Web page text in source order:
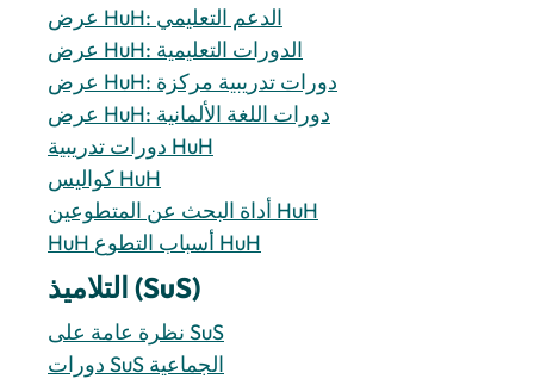
عرض HuH: الدعم التعليمي
عرض HuH: الدورات التعليمية
عرض HuH: دورات تدريبية مركزة
عرض HuH: دورات اللغة الألمانية
دورات تدريبية HuH
كواليس HuH
أداة البحث عن المتطوعين HuH
HuH أسباب التطوع HuH
التلاميذ (SuS)
نظرة عامة على SuS
دورات SuS الجماعية